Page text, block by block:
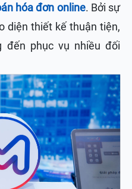
hóa đơn online. Bởi sự
diện thiết kế thuận tiện,
đến phục vụ nhiều đối